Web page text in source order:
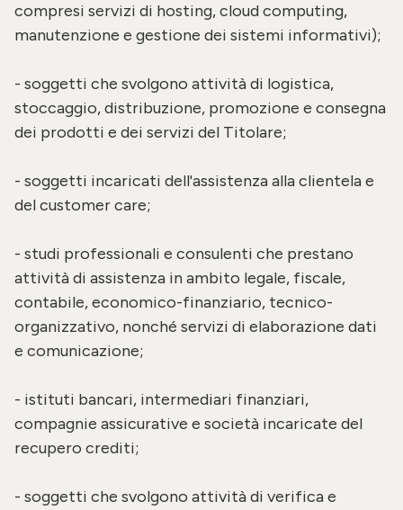
compresi servizi di hosting, cloud computing,
manutenzione e gestione dei sistemi informativi);
- soggetti che svolgono attività di logistica,
stoccaggio, distribuzione, promozione e consegna
dei prodotti e dei servizi del Titolare;
- soggetti incaricati dell'assistenza alla clientela e
del customer care;
- studi professionali e consulenti che prestano
attività di assistenza in ambito legale, fiscale,
contabile, economico-finanziario, tecnico-
organizzativo, nonché servizi di elaborazione dati
e comunicazione;
- istituti bancari, intermediari finanziari,
compagnie assicurative e società incaricate del
recupero crediti;
- soggetti che svolgono attività di verifica e